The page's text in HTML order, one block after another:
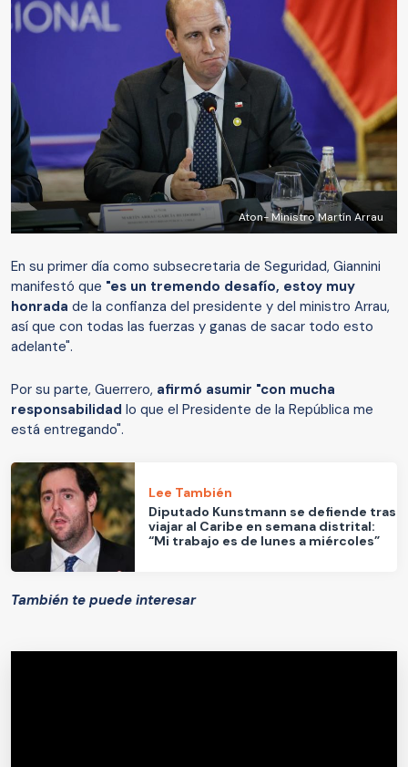
Aton- Ministro Martín Arrau
En su primer día como subsecretaria de Seguridad, Giannini
manifestó que "es un tremendo desafío, estoy muy
honrada de la confianza del presidente y del ministro Arrau,
así que con todas las fuerzas y ganas de sacar todo esto
adelante".
Por su parte, Guerrero, afirmó asumir "con mucha
responsabilidad lo que el Presidente de la República me
está entregando".
Lee También
Diputado Kunstmann se defiende tras
viajar al Caribe en semana distrital:
“Mi trabajo es de lunes a miércoles”
También te puede interesar